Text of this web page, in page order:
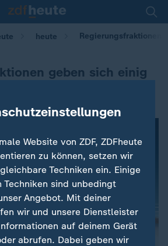
heute Regierungsfraktionen
geben sich einig
Website von ZDF, ZDFheute
zu können, setzen wir
Techniken ein. Einige
Techniken sind unbedingt
Angebot. Mit deiner
wir und unsere Dienstleister
auf deinem Gerät
abrufen. Dabei geben wir